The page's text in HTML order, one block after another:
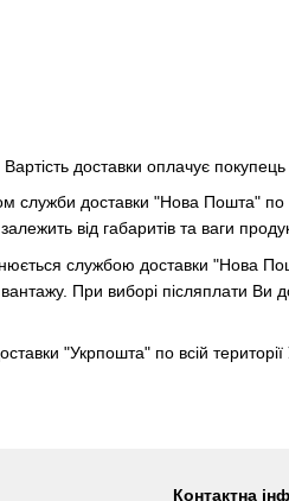
доставки оплачує
служби доставки "Нова Пошта" по
від габаритів та ваги
службою доставки "Нова
При виборі післяплати Ви
"Укрпошта" по всій території
Контактна